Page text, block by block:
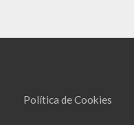
Política de Cookies